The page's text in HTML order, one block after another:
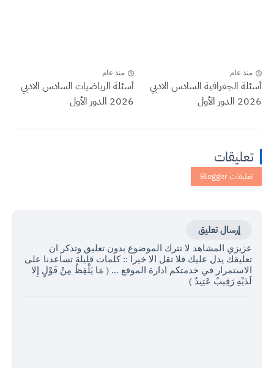
منذ عام
أسئلة الجغرافية السادس الادبي
2026 الدور الأول
منذ عام
أسئلة الرياضيات السادس الادبي
2026 الدور الأول
تعليقات
إرسال تعليق
عزيزي المشاهد لا تترك الموضوع بدون تعليق وتذكر ان
تعليقك يدل عليك فلا تقل الا خيرا :: كلمات قليلة تساعدنا على
الاستمرار في خدمتكم ادارة الموقع ... ( مَا يَلْفِظُ مِنْ قَوْلٍ إِلا
لَدَيْهِ رَقِيبٌ عَتِيدٌ )